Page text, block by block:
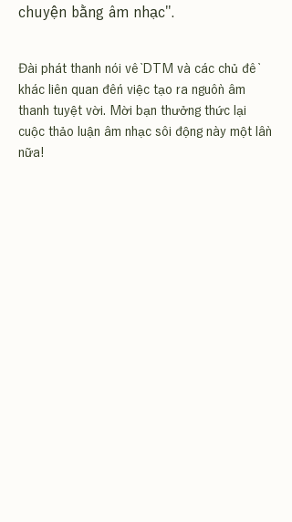
chuyện bằng âm nhạc".
Đài phát thanh nói về DTM và các chủ đề
khác liên quan đến việc tạo ra nguồn âm
thanh tuyệt vời. Mời bạn thưởng thức lại
cuộc thảo luận âm nhạc sôi động này một lần
nữa!